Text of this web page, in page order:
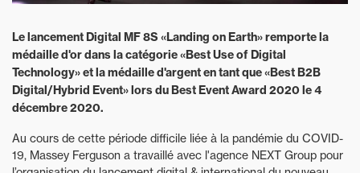
Le lancement Digital MF 8S «Landing on Earth» remporte la
médaille d'or dans la catégorie «Best Use of Digital
Technology» et la médaille d'argent en tant que «Best B2B
Digital/Hybrid Event» lors du Best Event Award 2020 le 4
décembre 2020.
Au cours de cette période difficile liée à la pandémie du COVID-
19, Massey Ferguson a travaillé avec l'agence NEXT Group pour